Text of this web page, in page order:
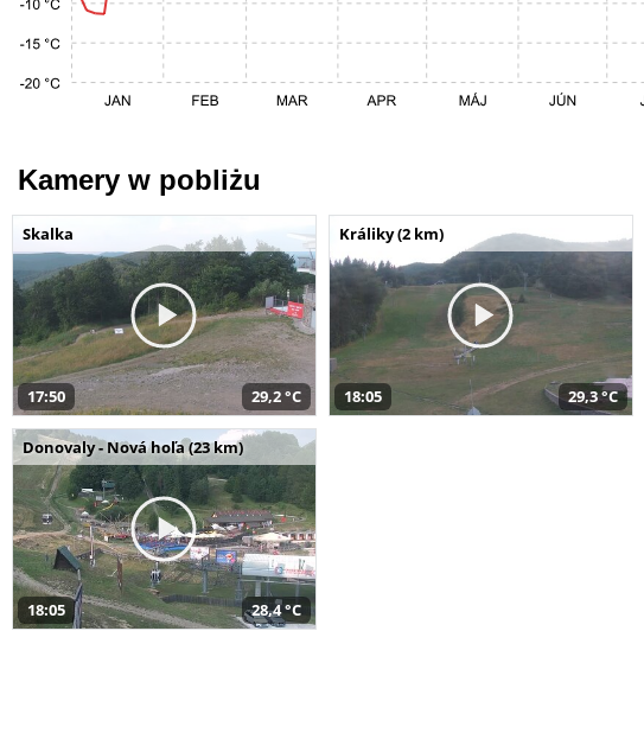
Kamery w pobliżu
Skalka
17:50 29,2 °C
Králiky (2 km)
18:05 29,3 °C
Donovaly - Nová hoľa (23 km)
18:05 28,4 °C